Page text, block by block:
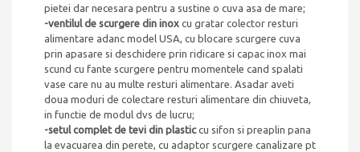
pietei dar necesara pentru a sustine o cuva asa de mare;
-ventilul de scurgere din inox cu gratar colector resturi
alimentare adanc model USA, cu blocare scurgere cuva
prin apasare si deschidere prin ridicare si capac inox mai
scund cu fante scurgere pentru momentele cand spalati
vase care nu au multe resturi alimentare. Asadar aveti
doua moduri de colectare resturi alimentare din chiuveta,
in functie de modul dvs de lucru;
-setul complet de tevi din plasticcu sifon si preaplin pana
la evacuarea din perete, cu adaptor scurgere canalizare pt